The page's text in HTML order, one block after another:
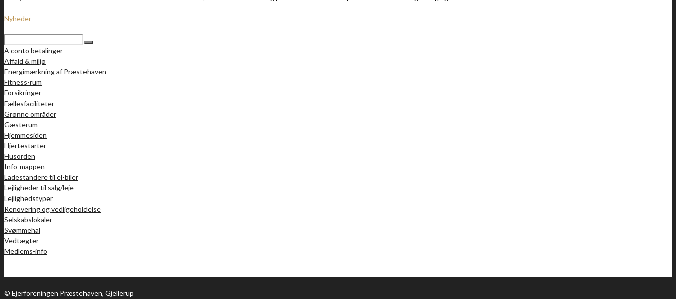
Nyheder
A conto betalinger
Affald & miljø
Energimærkning af Præstehaven
Fitness-rum
Forsikringer
Fællesfaciliteter
Grønne områder
Gæsterum
Hjemmesiden
Hjertestarter
Husorden
Info-mappen
Ladestandere til el-biler
Lejligheder til salg/leje
Lejlighedstyper
Renovering og vedligeholdelse
Selskabslokaler
Svømmehal
Vedtægter
Medlems-info
© Ejerforeningen Præstehaven, Gjellerup